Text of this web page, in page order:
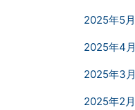
2025年5月
2025年4月
2025年3月
2025年2月